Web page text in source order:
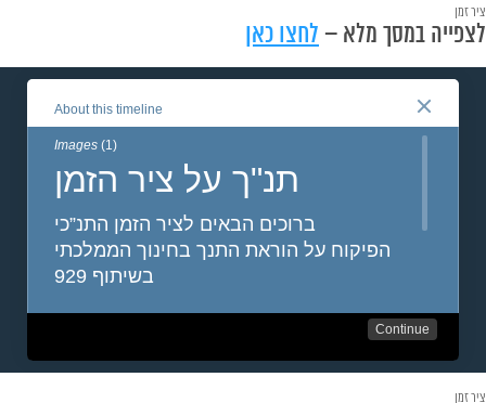
ציר זמן
לצפייה במסך מלא – לחצו כאן
ציר זמן